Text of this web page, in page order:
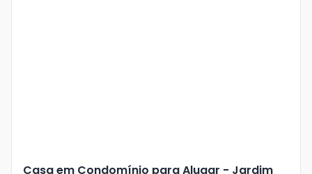
Casa em Condomínio para Alugar - Jardim